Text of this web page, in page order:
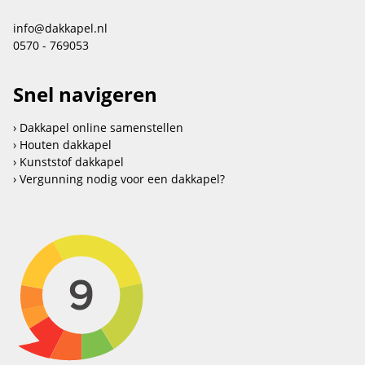
info@dakkapel.nl
0570 - 769053
Snel navigeren
Dakkapel online samenstellen
Houten dakkapel
Kunststof dakkapel
Vergunning nodig voor een dakkapel?